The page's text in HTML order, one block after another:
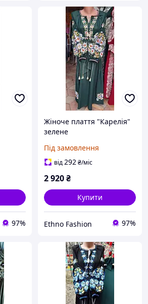
97%
Жіноче плаття "Карелія"
зелене
Під замовлення
від292₴/міс
2 920₴
Купити
Ethno Fashion 97%